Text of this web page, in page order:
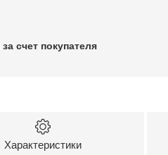
за счет покупателя
Характеристики